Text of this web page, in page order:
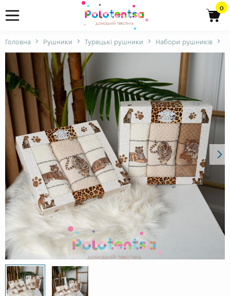
0
Головна Рушники Турецькі рушники Набори рушників